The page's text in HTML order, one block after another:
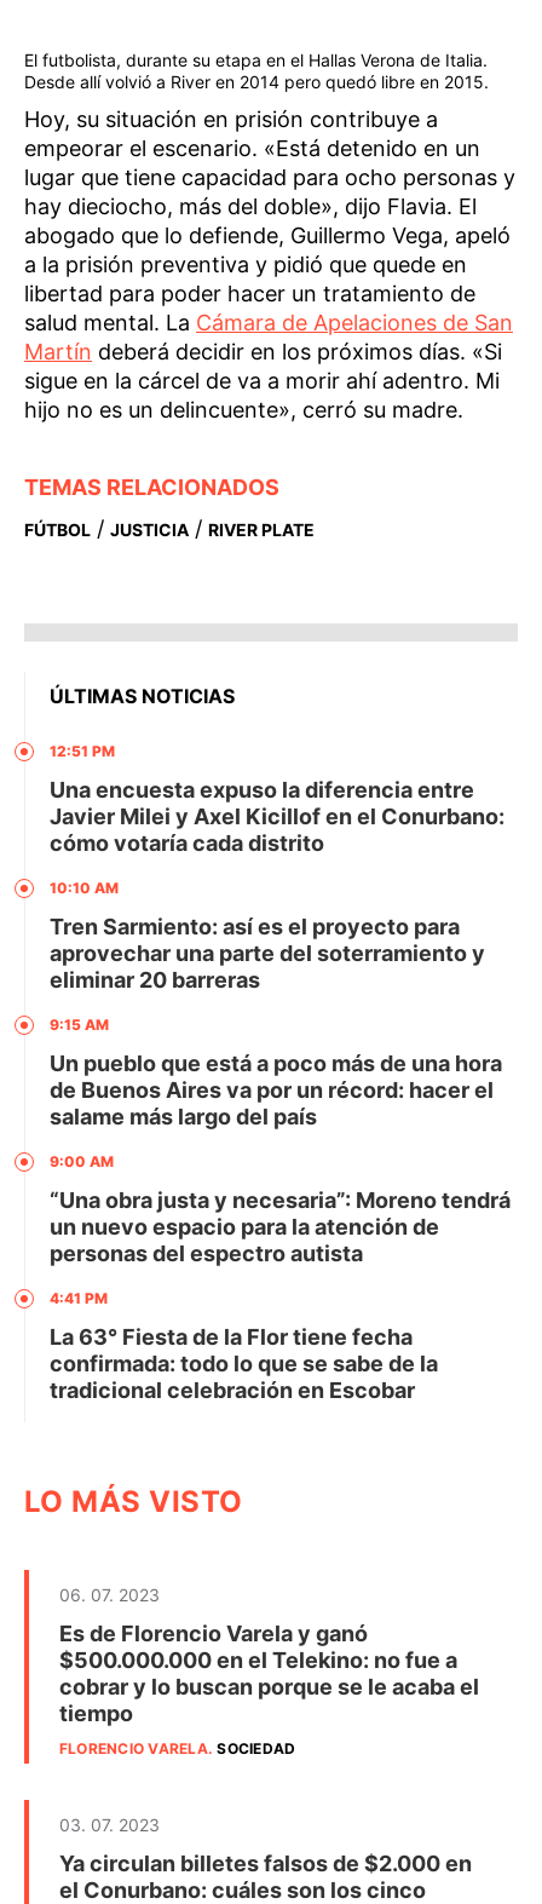
El futbolista, durante su etapa en el Hallas Verona de Italia.
Desde allí volvió a River en 2014 pero quedó libre en 2015.
Hoy, su situación en prisión contribuye a
empeorar el escenario. «Está detenido en un
lugar que tiene capacidad para ocho personas y
hay dieciocho, más del doble», dijo Flavia. El
abogado que lo defiende, Guillermo Vega, apeló
a la prisión preventiva y pidió que quede en
libertad para poder hacer un tratamiento de
salud mental. La Cámara de Apelaciones de San
Martín deberá decidir en los próximos días. «Si
sigue en la cárcel de va a morir ahí adentro. Mi
hijo no es un delincuente», cerró su madre.
TEMAS RELACIONADOS
FÚTBOL / JUSTICIA / RIVER PLATE
ÚLTIMAS NOTICIAS
12:51 PM
Una encuesta expuso la diferencia entre
Javier Milei y Axel Kicillof en el Conurbano:
cómo votaría cada distrito
10:10 AM
Tren Sarmiento: así es el proyecto para
aprovechar una parte del soterramiento y
eliminar 20 barreras
9:15 AM
Un pueblo que está a poco más de una hora
de Buenos Aires va por un récord: hacer el
salame más largo del país
9:00 AM
“Una obra justa y necesaria”: Moreno tendrá
un nuevo espacio para la atención de
personas del espectro autista
4:41 PM
La 63° Fiesta de la Flor tiene fecha
confirmada: todo lo que se sabe de la
tradicional celebración en Escobar
LO MÁS VISTO
06. 07. 2023
Es de Florencio Varela y ganó
$500.000.000 en el Telekino: no fue a
cobrar y lo buscan porque se le acaba el
tiempo
FLORENCIO VARELA.SOCIEDAD
03. 07. 2023
Ya circulan billetes falsos de $2.000 en
el Conurbano: cuáles son los cinco